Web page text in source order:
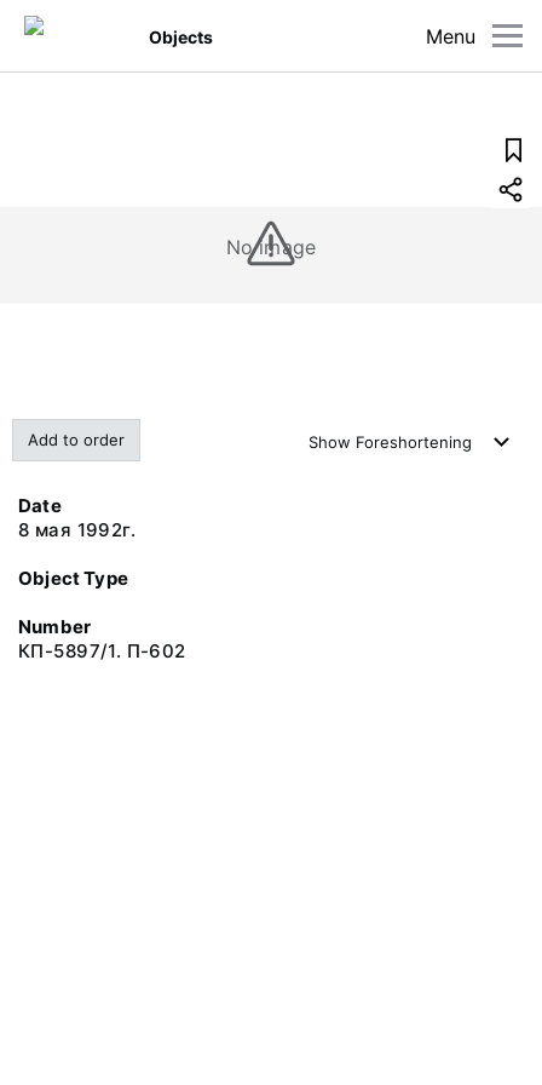
Menu
Objects
No image
Add to order Show Foreshortening
Date
8 мая 1992г.
Object Type
Number
КП-5897/1. П-602